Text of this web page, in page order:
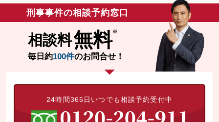
刑事事件の相談予約窓口
相談料無料
毎日約100件のお問合せ！
24時間365日いつでも相談予約受付中